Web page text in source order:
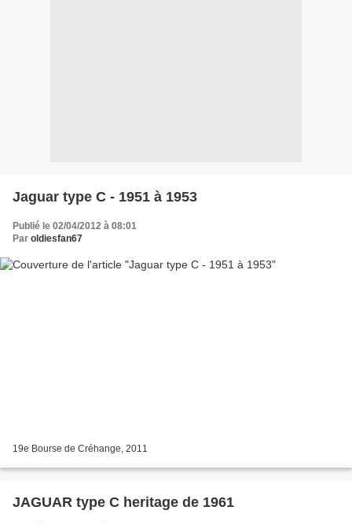
Jaguar type C - 1951 à 1953
Publié le 02/04/2012 à 08:01
Par oldiesfan67
19e Bourse de Créhange, 2011
JAGUAR type C heritage de 1961